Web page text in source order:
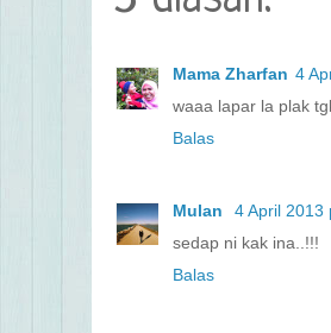
Mama Zharfan 4
waaa lapar la plak
Balas
Mulan
4 April 2013
sedap ni kak ina..!!!
Balas